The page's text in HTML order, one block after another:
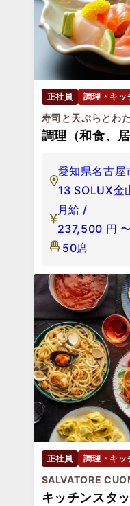
正社員 調理・キッ
寿司と天ぷらとわ
調理（和食、居
愛知県名古
13 SOLUX金
月給 /
237,500 円 〜
50席
正社員 調理・キッ
SALVATORE
キッチンスタ